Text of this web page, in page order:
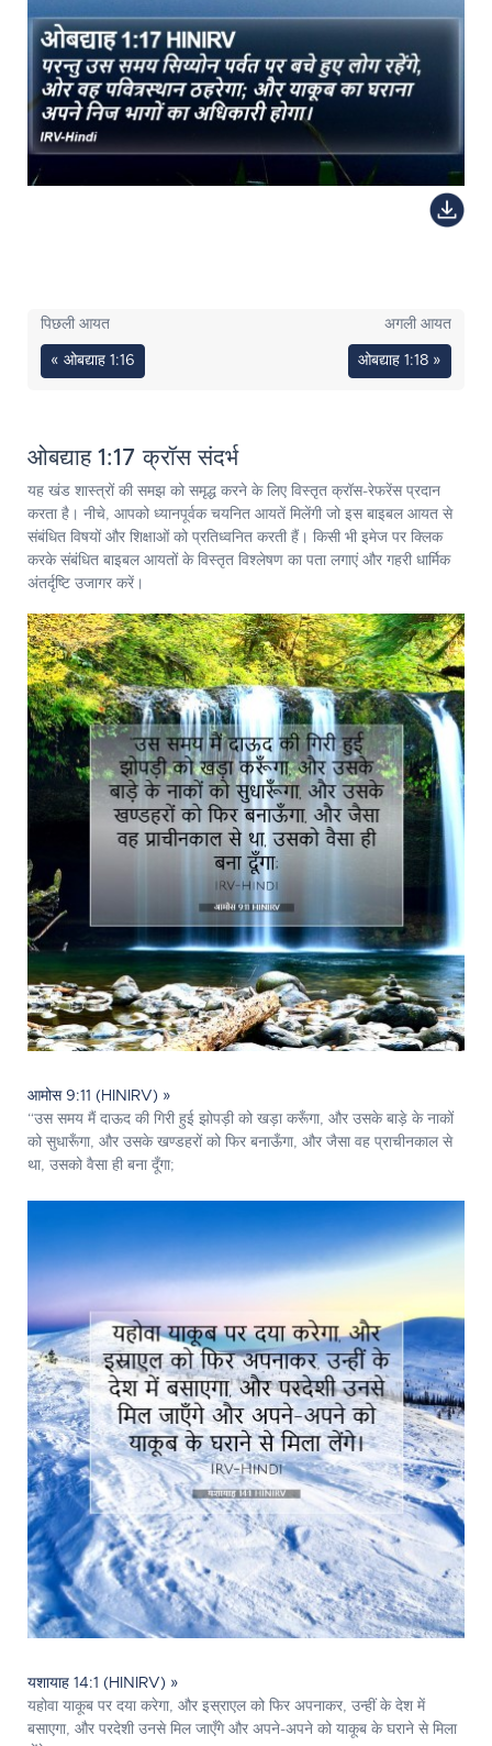
पिछली आयत
« ओबद्याह 1:16
अगली आयत
ओबद्याह 1:18 »
ओबद्याह 1:17 क्रॉस संदर्भ
यह खंड शास्त्रों की समझ को समृद्ध करने के लिए विस्तृत क्रॉस-रेफरेंस प्रदान
करता है। नीचे, आपको ध्यानपूर्वक चयनित आयतें मिलेंगी जो इस बाइबल आयत से
संबंधित विषयों और शिक्षाओं को प्रतिध्वनित करती हैं। किसी भी इमेज पर क्लिक
करके संबंधित बाइबल आयतों के विस्तृत विश्लेषण का पता लगाएं और गहरी धार्मिक
अंतर्दृष्टि उजागर करें।
आमोस 9:11 (HINIRV) »
“उस समय मैं दाऊद की गिरी हुई झोपड़ी को खड़ा करूँगा, और उसके बाड़े के नाकों
को सुधारूँगा, और उसके खण्डहरों को फिर बनाऊँगा, और जैसा वह प्राचीनकाल से
था, उसको वैसा ही बना दूँगा;
यशायाह 14:1 (HINIRV) »
यहोवा याकूब पर दया करेगा, और इस्राएल को फिर अपनाकर, उन्हीं के देश में
बसाएगा, और परदेशी उनसे मिल जाएँगे और अपने-अपने को याकूब के घराने से मिला